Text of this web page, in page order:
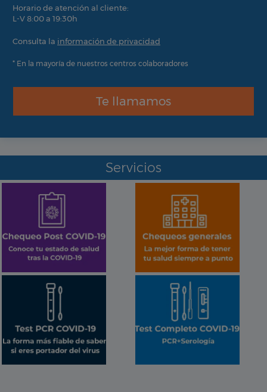
Horario de atención al cliente:
L-V 8:00 a 19:30h
Consulta la información de privacidad
* En la mayoría de nuestros centros colaboradores
Te llamamos
Servicios